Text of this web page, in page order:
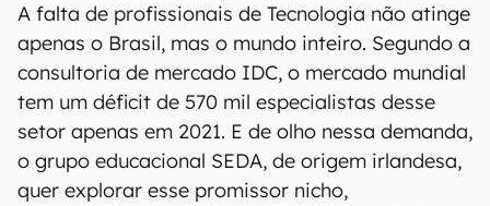
A falta de profissionais de Tecnologia não atinge
apenas o Brasil, mas o mundo inteiro. Segundo a
consultoria de mercado IDC, o mercado mundial
tem um déficit de 570 mil especialistas desse
setor apenas em 2021. E de olho nessa demanda,
o grupo educacional SEDA, de origem irlandesa,
quer explorar esse promissor nicho,